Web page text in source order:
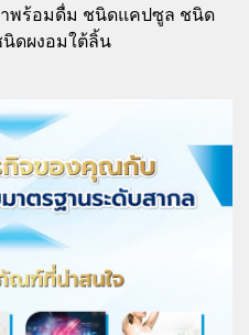
พร้อมดื่ม ชนิดแคปซูล ชนิด
นิดผงอมใต้ลิ้น